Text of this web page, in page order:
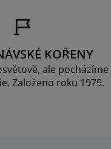
KOŘENY
ale pocházíme
Založeno roku 1979.